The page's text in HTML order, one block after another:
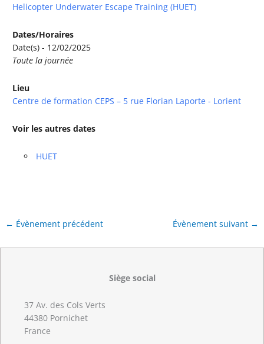
Helicopter Underwater Escape Training (HUET)
Dates/Horaires
Date(s) - 12/02/2025
Toute la journée
Lieu
Centre de formation CEPS – 5 rue Florian Laporte - Lorient
Voir les autres dates
HUET
← Évènement précédent Évènement suivant →
Siège social
37 Av. des Cols Verts
44380 Pornichet
France